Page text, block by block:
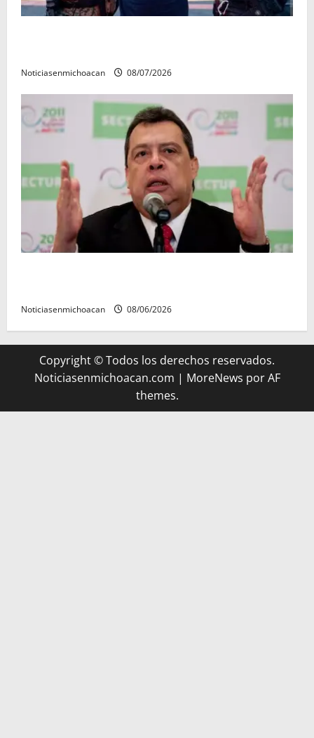
Noticiasenmichoacan 08/07/2026
Noticiasenmichoacan 08/06/2026
Copyright © Todos los derechos reservados.
Noticiasenmichoacan.com | MoreNews por AF
themes.